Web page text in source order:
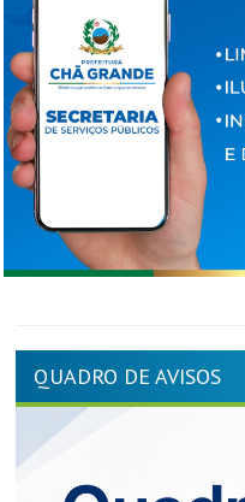
QUADRO DE AVISOS